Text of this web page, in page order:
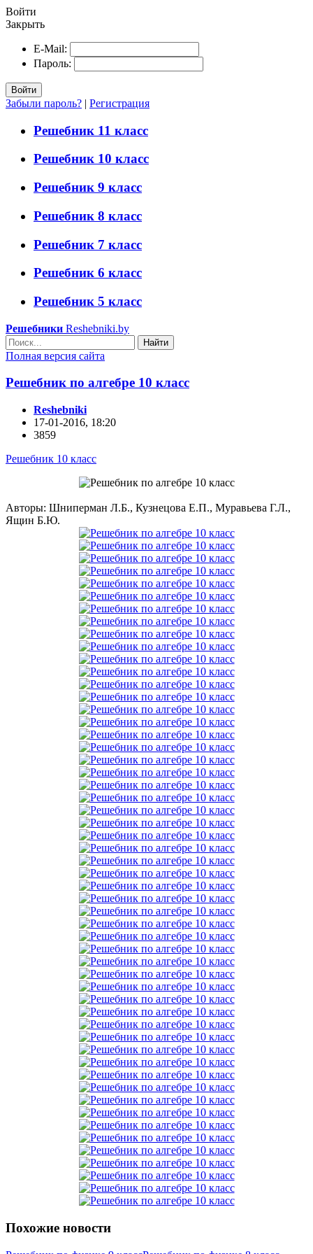
Войти
Закрыть
E-Mail:
Пароль:
Войти
Забыли пароль? | Регистрация
Решебник 11 класс
Решебник 10 класс
Решебник 9 класс
Решебник 8 класс
Решебник 7 класс
Решебник 6 класс
Решебник 5 класс
Решебники Reshebniki.by
Найти
Полная версия сайта
Решебник по алгебре 10 класс
Reshebniki
17-01-2016, 18:20
3859
Решебник 10 класс
Авторы: Шниперман Л.Б., Кузнецова Е.П., Муравьева Г.Л.,
Ящин Б.Ю.
Похожие новости